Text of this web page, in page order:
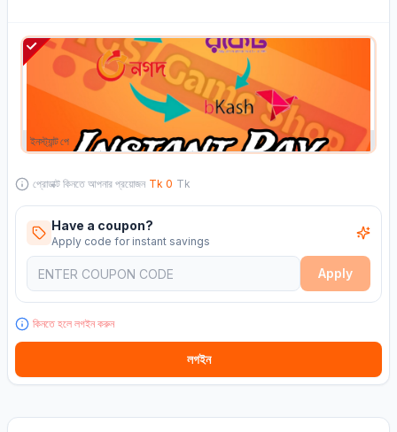
L
ইনস্ট্যান্ট পে
প্রোডাক্ট কিনতে আপনার প্রয়োজন Tk 0 Tk
Have a coupon?
Apply code for instant savings
Apply
কিনতে হলে লগইন করুন
লগইন